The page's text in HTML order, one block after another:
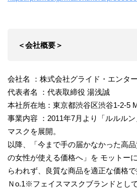
＜会社概要＞
会社名 ：株式会社グライド・エンタ
代表者名 ：代表取締役 湯浅誠
本社所在地：東京都渋谷区渋谷1-2-5
事業内容 ：2011年7月より「ルルル
マスクを展開。
以降、「今まで手の届かなかった高
の女性が使える価格へ」を モットー
らわれず、良質な商品を適正な価格で
Ｎo.1※フェイスマスクブランドとし